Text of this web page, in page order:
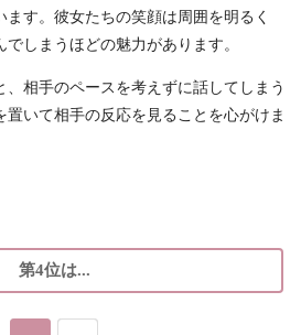
す。彼女たちの笑顔は周囲を明るく
しまうほどの魅力があります。
、相手のペースを考えずに話してしまう
置いて相手の反応を見ることを心がけま
第4位は...